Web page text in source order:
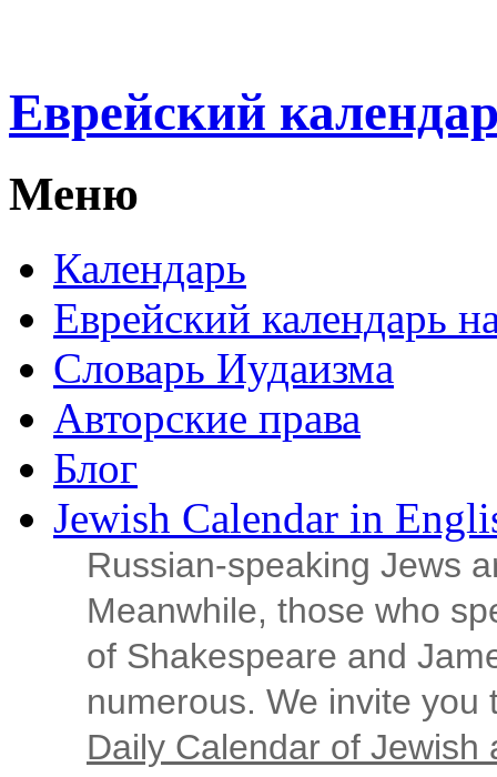
Еврейский
Меню
Календарь
Еврейский календарь
Словарь Иудаизма
Авторские права
Блог
Jewish Calendar in
Russian‑speaking Jews
Meanwhile, those who
of Shakespeare and
numerous. We invite
Daily Calendar of Jewish